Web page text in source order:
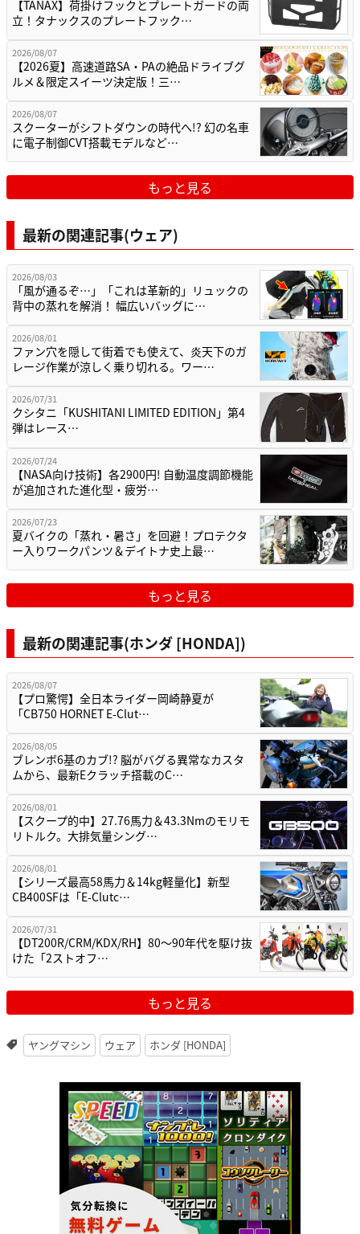
【TANAX】荷掛けフックとプレートガードの両
立！タナックスのプレートフック…
2026/08/07
【2026夏】高速道路SA・PAの絶品ドライブグ
ルメ＆限定スイーツ決定版！三…
2026/08/07
スクーターがシフトダウンの時代へ!? 幻の名車
に電子制御CVT搭載モデルなど…
もっと見る
最新の関連記事(ウェア)
2026/08/03
「風が通るぞ…」「これは革新的」リュックの
背中の蒸れを解消！ 幅広いバッグに…
2026/08/01
ファン穴を隠して街着でも使えて、炎天下のガ
レージ作業が涼しく乗り切れる。ワー…
2026/07/31
クシタニ「KUSHITANI LIMITED EDITION」第4
弾はレース…
2026/07/24
【NASA向け技術】各2900円! 自動温度調節機能
が追加された進化型・疲労…
2026/07/23
夏バイクの「蒸れ・暑さ」を回避！プロテクタ
ー入りワークパンツ＆デイトナ史上最…
もっと見る
最新の関連記事(ホンダ [HONDA])
2026/08/07
【プロ驚愕】全日本ライダー岡崎静夏が
「CB750 HORNET E-Clut…
2026/08/05
ブレンボ6基のカブ!? 脳がバグる異常なカスタ
ムから、最新Eクラッチ搭載のC…
2026/08/01
【スクープ的中】27.76馬力＆43.3Nmのモリモ
リトルク。大排気量シング…
2026/08/01
【シリーズ最高58馬力＆14kg軽量化】新型
CB400SFは「E-Clutc…
2026/07/31
【DT200R/CRM/KDX/RH】80〜90年代を駆け抜
けた「2ストオフ…
もっと見る
ヤングマシン ウェア ホンダ [HONDA]